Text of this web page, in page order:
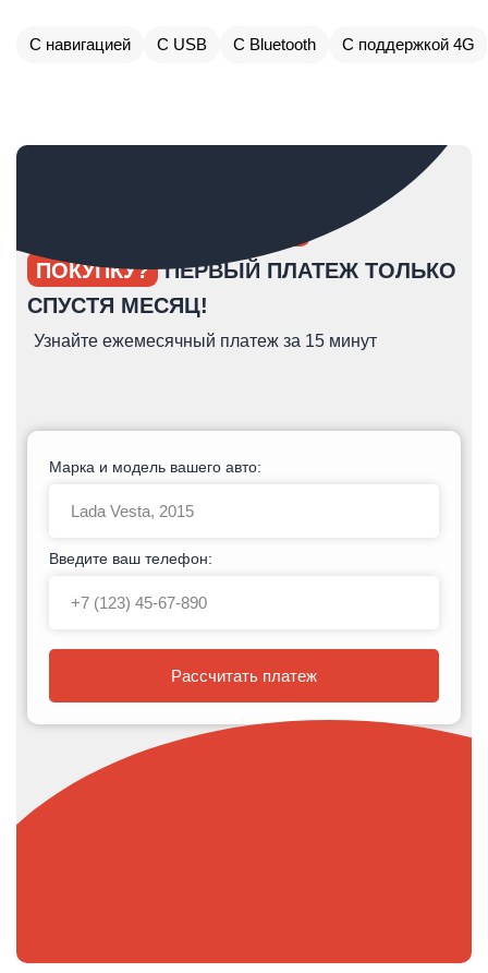
С навигацией С USB С Bluetooth С поддержкой 4G
ПОКУПКУ? ПЕРВЫЙ ПЛАТЕЖ ТОЛЬКО
СПУСТЯ МЕСЯЦ!
Узнайте ежемесячный платеж за 15 минут
Марка и модель вашего авто:
Введите ваш телефон:
Рассчитать платеж